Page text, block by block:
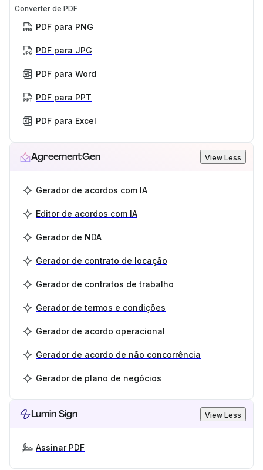
Converter de PDF
PDF para PNG
PDF para JPG
PDF para Word
PDF para PPT
PDF para Excel
AgreementGen View Less
Gerador de acordos com IA
Editor de acordos com IA
Gerador de NDA
Gerador de contrato de locação
Gerador de contratos de trabalho
Gerador de termos e condições
Gerador de acordo operacional
Gerador de acordo de não concorrência
Gerador de plano de negócios
Lumin Sign View Less
Assinar PDF